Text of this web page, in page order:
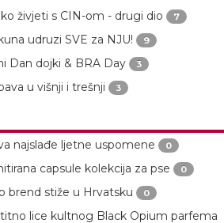
živjeti s CIN-om - drugi dio 7
udruzi SVE za NJU! 9
Dan dojki & BRA Day 3
u višnji i trešnji 3
najslađe ljetne uspomene
0
capsule kolekcija za pse 0
brend stiže u Hrvatsku 0
lice kultnog Black Opium parfema